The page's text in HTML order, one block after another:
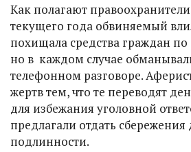
Как полагают
текущего года обвиняемый
похищала средства граждан
но в каждом случае
телефонном разговоре.
жертв тем, что те переводят
для избежания уголовной
предлагали отдать
подлинности.